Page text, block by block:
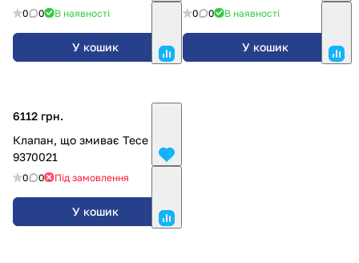
0 0 В наявності
У кошик
0 0 В наявності
У кошик
6112 грн.
Клапан, що змиває Tece
9370021
0 0 Під замовлення
У кошик